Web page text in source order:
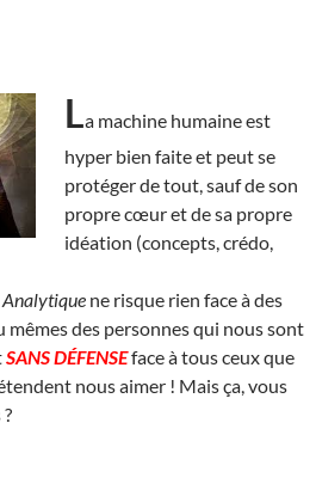
La machine humaine est
hyper bien faite et peut se
protéger de tout, sauf de son
propre cœur et de sa propre
idéation (concepts, crédo,
ne risque rien face à des
mêmes des personnes qui nous sont
SANS DÉFENSEface à tous ceux que
nous aimer ! Mais ça, vous